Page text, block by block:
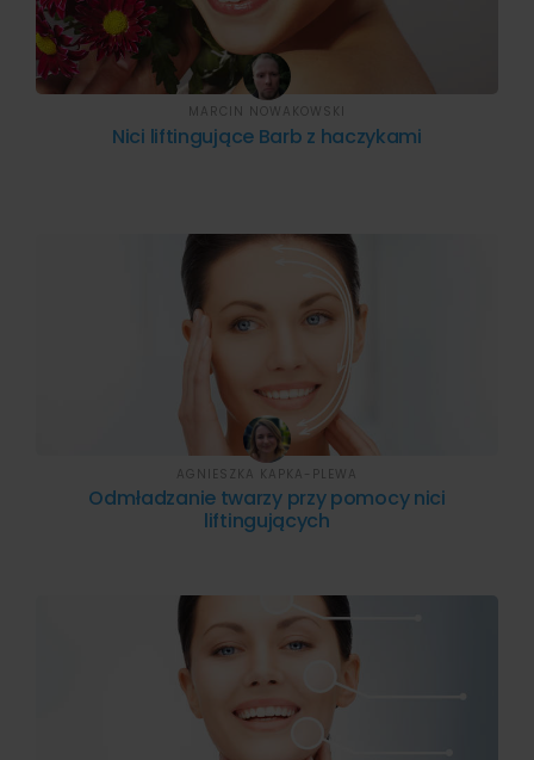
Nici liftingujące Barb z haczykami
MARCIN NOWAKOWSKI
Odmładzanie twarzy przy pomocy nici
liftingujących
AGNIESZKA KAPKA-PLEWA